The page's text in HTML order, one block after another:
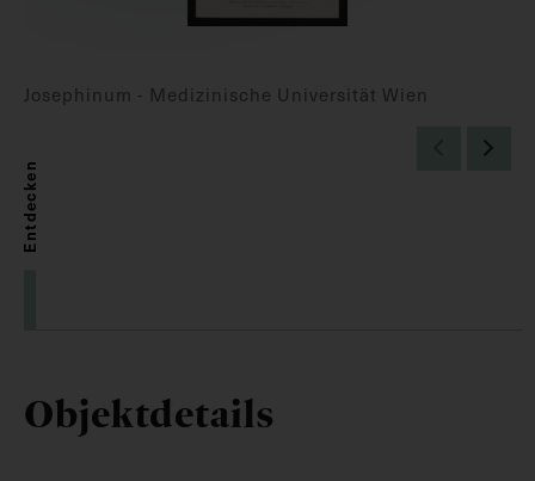
Josephinum - Medizinische Universität Wien
Entdecken
Objektdetails